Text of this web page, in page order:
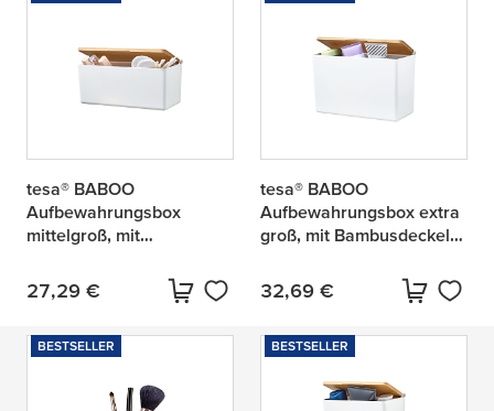
tesa® BABOO
Aufbewahrungsbox
mittelgroß, mit
Trennwand, zusätzlicher
Stauraum für das Bad
Aktueller Preis:
27,29 €
tesa® BABOO
Aufbewahrungsbox extra
groß, mit Bambusdeckel
zusätzlicher Stauraum für
das Badezimmer
Aktueller Preis:
32,69 €
BESTSELLER BESTSELLER